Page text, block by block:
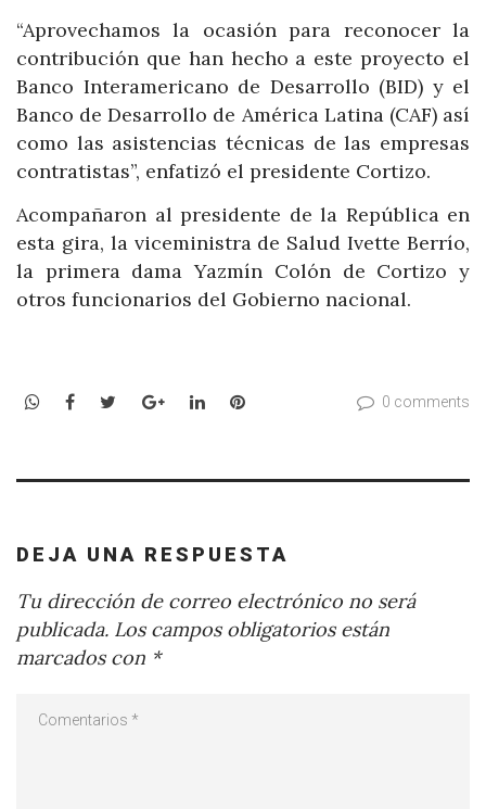
“Aprovechamos la ocasión para reconocer la
contribución que han hecho a este proyecto el
Banco Interamericano de Desarrollo (BID) y el
Banco de Desarrollo de América Latina (CAF) así
como las asistencias técnicas de las empresas
contratistas”, enfatizó el presidente Cortizo.
Acompañaron al presidente de la República en
esta gira, la viceministra de Salud Ivette Berrío,
la primera dama Yazmín Colón de Cortizo y
otros funcionarios del Gobierno nacional.
WhatsApp
Facebook
TwitterGoogle+LinkedInPinterest 0 comments
DEJA UNA RESPUESTA
Tu dirección de correo electrónico no será
publicada. Los campos obligatorios están
marcados con *